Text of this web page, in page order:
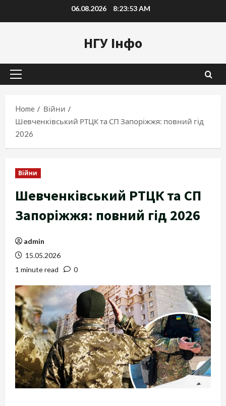
to
06.08.2026 8:23:55 AM
НГУ Інфо
Primary
Home
Війни
Шевченківський РТЦК та СП Запоріжжя: повний гід
2026
Війни
Шевченківський РТЦК та СП
Запоріжжя: повний гід 2026
admin
15.05.2026
1 minute read
0